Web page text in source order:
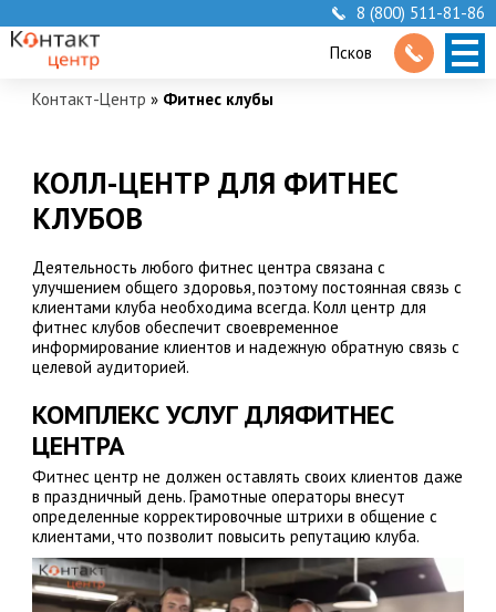
8 (800) 511-81-86
Псков
Контакт-Центр » Фитнес клубы
КОЛЛ-ЦЕНТР ДЛЯ ФИТНЕС
КЛУБОВ
Деятельность любого фитнес центра связана с
улучшением общего здоровья, поэтому постоянная связь с
клиентами клуба необходима всегда. Колл центр для
фитнес клубов обеспечит своевременное
информирование клиентов и надежную обратную связь с
целевой аудиторией.
КОМПЛЕКС УСЛУГ ДЛЯФИТНЕС
ЦЕНТРА
Фитнес центр не должен оставлять своих клиентов даже
в праздничный день. Грамотные операторы внесут
определенные корректировочные штрихи в общение с
клиентами, что позволит повысить репутацию клуба.